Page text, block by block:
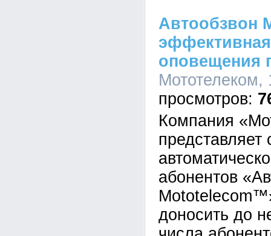
Автообзвон
оповещения
Мототелеком,
Компания
представляет
абонентов
доносить до